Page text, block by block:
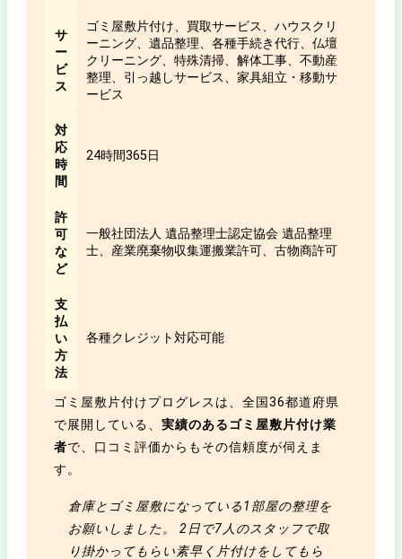
サ
ー
ビ
ス
ゴミ屋敷片付け、買取サービス、ハウスクリ
ーニング、遺品整理、各種手続き代行、仏壇
クリーニング、特殊清掃、解体工事、不動産
整理、引っ越しサービス、家具組立・移動サ
ービス
対
応
時
間
24時間365日
許
可
な
ど
一般社団法人 遺品整理士認定協会 遺品整理
士、産業廃棄物収集運搬業許可、古物商許可
支
払
い
方
法
各種クレジット対応可能
ゴミ屋敷片付けプログレスは、全国36都道府県
で展開している、実績のあるゴミ屋敷片付け業
者で、口コミ評価からもその信頼度が伺えま
す。
倉庫とゴミ屋敷になっている1部屋の整理を
お願いしました。 2日で7人のスタッフで取
り掛かってもらい素早く片付けをしてもら